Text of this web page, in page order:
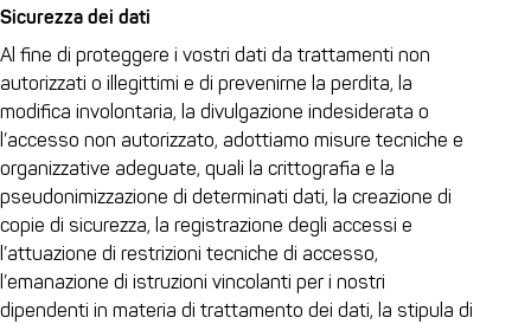
Sicurezza dei dati
Al fine di proteggere i vostri dati da trattamenti non
autorizzati o illegittimi e di prevenirne la perdita, la
modifica involontaria, la divulgazione indesiderata o
l’accesso non autorizzato, adottiamo misure tecniche e
organizzative adeguate, quali la crittografia e la
pseudonimizzazione di determinati dati, la creazione di
copie di sicurezza, la registrazione degli accessi e
l’attuazione di restrizioni tecniche di accesso,
l’emanazione di istruzioni vincolanti per i nostri
dipendenti in materia di trattamento dei dati, la stipula di